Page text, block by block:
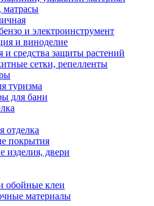
матрасы
и электроинструмент
и виноделие
и средства защиты растений
сетки, репелленты
туризма
для бани
покрытия
изделия, двери
обойные клеи
материалы